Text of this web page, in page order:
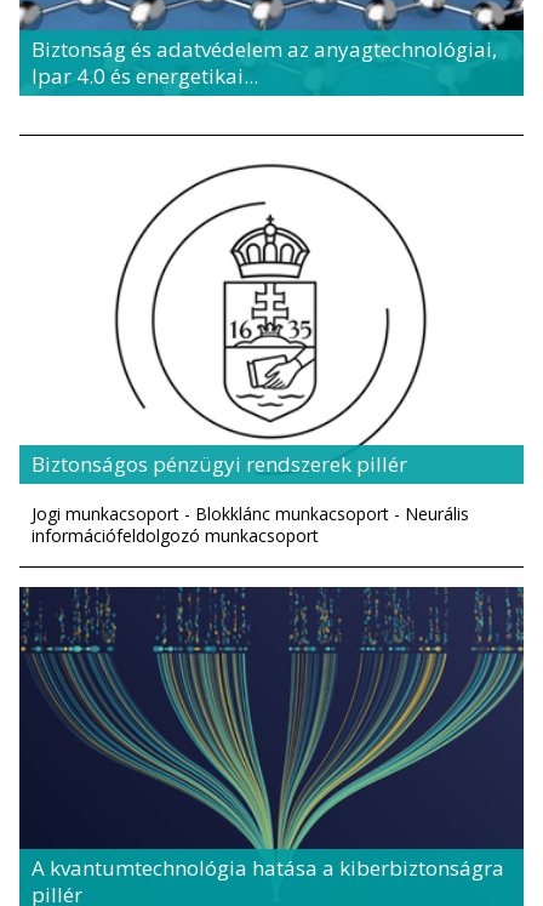
Biztonság és adatvédelem az anyagtechnológiai,
Ipar 4.0 és energetikai...
Biztonságos pénzügyi rendszerek pillér
Jogi munkacsoport - Blokklánc munkacsoport - Neurális
információfeldolgozó munkacsoport
A kvantumtechnológia hatása a kiberbiztonságra
pillér